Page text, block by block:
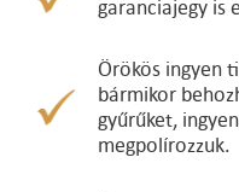
garanciajegy is
Örökös ingyen
bármikor
gyűrűket,
megpolírozzuk.